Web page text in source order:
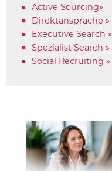
Active Sourcing»
Direktansprache »
Executive Search »
Spezialist Search »
Social Recruiting »